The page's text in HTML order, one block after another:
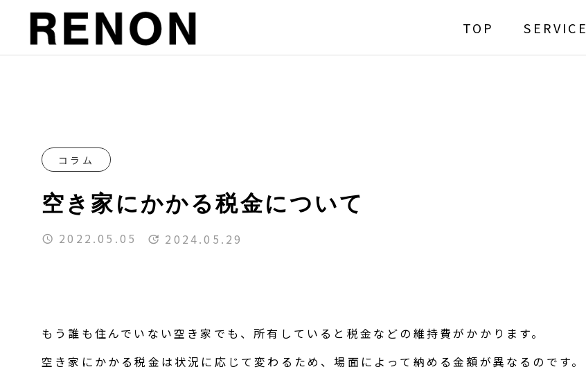
TOP SERVICE
コラム
空き家にかかる税金について
2022.05.05 2024.05.29
もう誰も住んでいない空き家でも、所有していると税金などの維持費がかかります。
空き家にかかる税金は状況に応じて変わるため、場面によって納める金額が異なるのです。